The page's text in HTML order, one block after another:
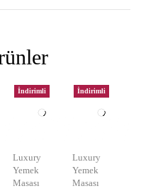
İndirimli
Luxury
Yemek
Masası
İndirimli
Luxury
Yemek
Masası